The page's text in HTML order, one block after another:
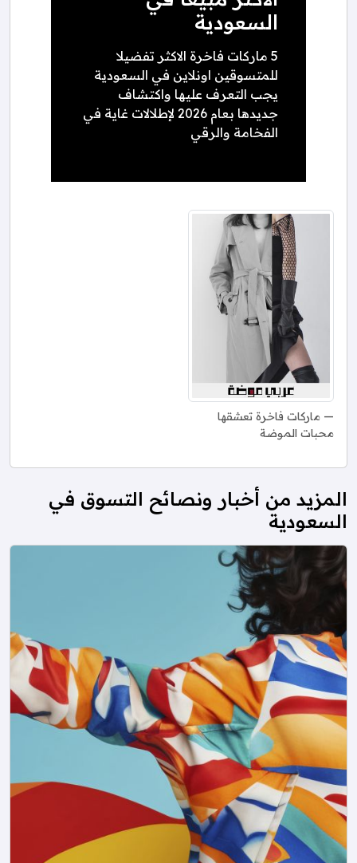
السعودية
5 ماركات فاخرة الاكثر تفضيلا
للمتسوقين اونلاين في السعودية
يجب التعرف عليها واكتشاف
جديدها بعام 2026 لإطلالات غاية في
الفخامة والرقي
ماركات فاخرة تعشقها
محبات الموضة
المزيد من أخبار ونصائح التسوق في
السعودية